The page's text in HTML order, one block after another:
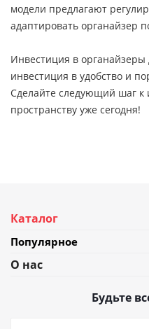
модели предлагают
адаптировать органайзер
Инвестиция в органайзеры
инвестиция в удобство и
Сделайте следующий шаг к
пространству уже сегодня!
Каталог
Популярное
О нас
Будьте